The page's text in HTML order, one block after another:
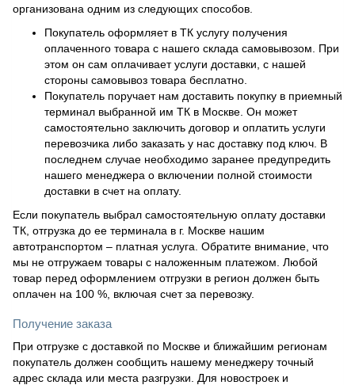
организована одним из следующих способов.
Покупатель оформляет в ТК услугу получения
оплаченного товара с нашего склада самовывозом. При
этом он сам оплачивает услуги доставки, с нашей
стороны самовывоз товара бесплатно.
Покупатель поручает нам доставить покупку в приемный
терминал выбранной им ТК в Москве. Он может
самостоятельно заключить договор и оплатить услуги
перевозчика либо заказать у нас доставку под ключ. В
последнем случае необходимо заранее предупредить
нашего менеджера о включении полной стоимости
доставки в счет на оплату.
Если покупатель выбрал самостоятельную оплату доставки
ТК, отгрузка до ее терминала в г. Москве нашим
автотранспортом – платная услуга. Обратите внимание, что
мы не отгружаем товары с наложенным платежом. Любой
товар перед оформлением отгрузки в регион должен быть
оплачен на 100 %, включая счет за перевозку.
Получение заказа
При отгрузке с доставкой по Москве и ближайшим регионам
покупатель должен сообщить нашему менеджеру точный
адрес склада или места разгрузки. Для новостроек и